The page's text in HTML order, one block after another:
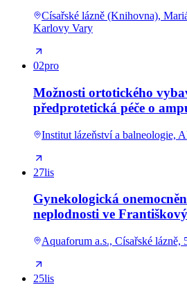
Císařské lázně (Knihovna),
Karlovy Vary
02pro
Možnosti ortotického
předprotetická péče o
Institut lázeňství a balneologie,
27lis
Gynekologická
neplodnosti ve
Aquaforum a.s., Císařské lázně,
25lis